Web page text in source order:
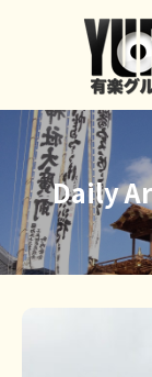
Daily